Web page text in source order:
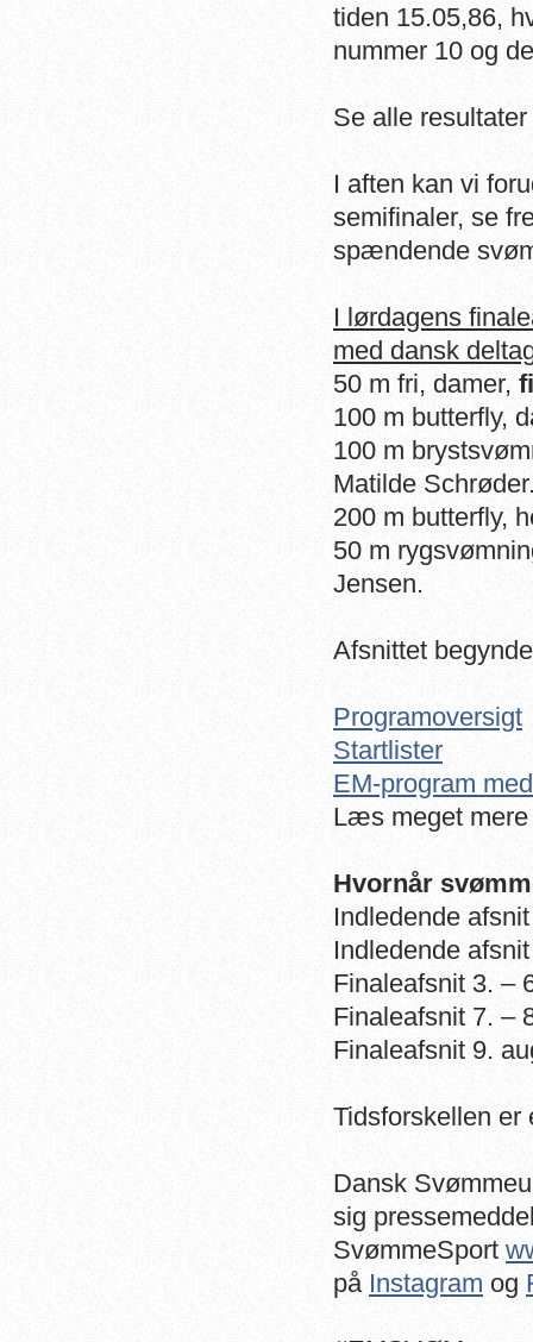
tiden 15.05,86,
nummer 10 og
Se alle resultater
I aften kan vi
semifinaler, se
spændende
I lørdagens
med dansk
50 m fri, damer,
100 m butterfly,
100 m
Matilde
200 m butterfly,
50 m
Jensen.
Afsnittet
Programoversigt
Startlister
EM-program
Læs meget
Hvornår
Indledende
Indledende
Finaleafsnit 3. –
Finaleafsnit 7. –
Finaleafsnit 9.
Tidsforskellen er
Dansk
sig
SvømmeSport
på Instagram og